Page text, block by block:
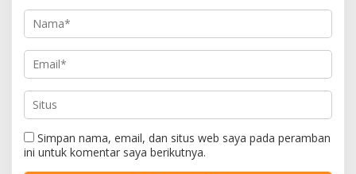
Simpan nama, email, dan situs web saya pada peramban
ini untuk komentar saya berikutnya.